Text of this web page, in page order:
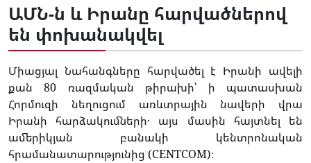
ԱՄՆ-ն և Իրանը հարվածներով
են փոխանակվել
Միացյալ Նահանգները հարվածել է Իրանի ավելի
քան 80 ռազմական թիրախի՝ ի պատասխան
Հորմուզի նեղուցում առևտրային նավերի վրա
Իրանի հարձակումների․ այս մասին հայտնել են
ամերիկյան բանակի կենտրոնական
հրամանատարությունից (CENTCOM)։